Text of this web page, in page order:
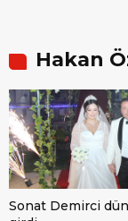
Hakan
Sonat Demirci